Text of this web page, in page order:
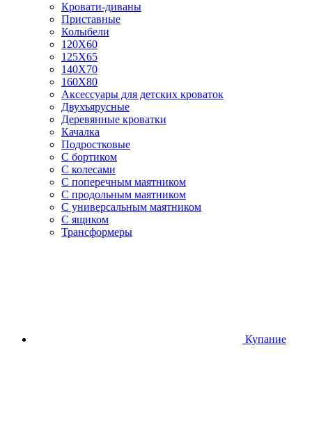
Кровати-диваны
Приставные
Колыбели
120Х60
125X65
140Х70
160Х80
Аксессуары для детских кроваток
Двухъярусные
Деревянные кроватки
Качалка
Подростковые
С бортиком
С колесами
С поперечным маятником
С продольным маятником
С универсальным маятником
С ящиком
Трансформеры
Купание